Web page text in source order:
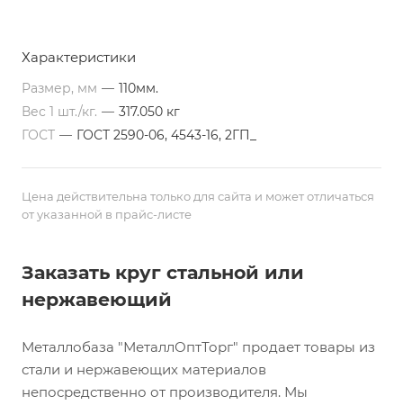
Характеристики
Размер, мм — 110мм.
Вес 1 шт./кг. — 317.050 кг
ГОСТ — ГОСТ 2590-06, 4543-16, 2ГП_
Цена действительна только для сайта и может отличаться
от указанной в прайс-листе
Заказать круг стальной или
нержавеющий
Металлобаза "МеталлОптТорг" продает товары из
стали и нержавеющих материалов
непосредственно от производителя. Мы